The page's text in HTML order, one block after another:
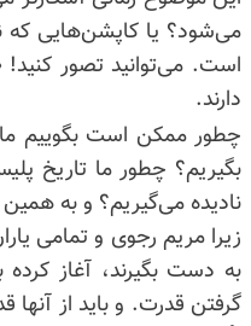
می‌شود؟ یا کاپشن‌هایی که
است. می‌توانید تصور
دارند.
چطور ممکن است بگوییم ما
بگیریم؟ چطور ما تاریخ
نادیده می‌گیریم؟ و به
زیرا مریم رجوی و تمامی
به دست بگیرند، آغاز